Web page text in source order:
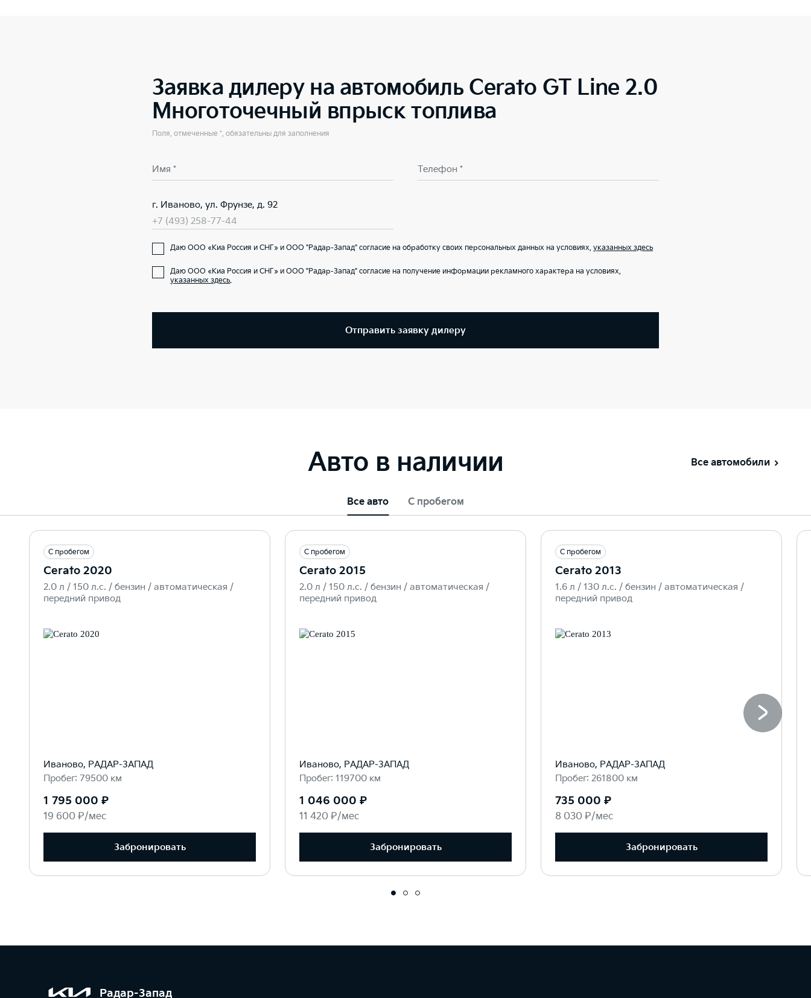
Заявка дилеру на автомобиль Cerato GT Line 2.0
Многоточечный впрыск топлива
Поля, отмеченные *, обязательны для заполнения
Имя * Телефон *
г. Иваново, ул. Фрунзе, д. 92
+7 (493) 258-77-44
Даю ООО «Киа Россия и СНГ» и ООО "Радар-Запад" согласие на обработку своих персональных данных на условиях, указанных здесь
Даю ООО «Киа Россия и СНГ» и ООО "Радар-Запад" согласие на получение информации рекламного характера на условиях,
указанных здесь.
Отправить заявку дилеру
Авто в наличии Все автомобили
Все авто С пробегом
С пробегом
Cerato 2020
2.0 л / 150 л.c. / бензин / автоматическая /
передний привод
Иваново, РАДАР-ЗАПАД
Пробег: 79500 км
1 795 000 ₽
19 600 ₽/мес
Забронировать
С пробегом
Cerato 2015
2.0 л / 150 л.c. / бензин / автоматическая /
передний привод
Иваново, РАДАР-ЗАПАД
Пробег: 119700 км
1 046 000 ₽
11 420 ₽/мес
Забронировать
С пробегом
Cerato 2013
1.6 л / 130 л.c. / бензин / автоматическая /
передний привод
Иваново, РАДАР-ЗАПАД
Пробег: 261800 км
735 000 ₽
8 030 ₽/мес
Забронировать
Радар-Запад